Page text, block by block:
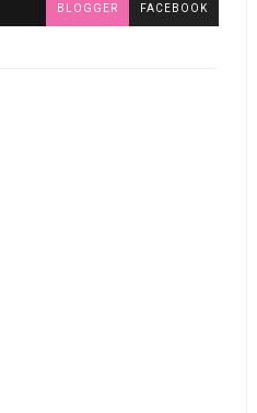
BLOGGER FACEBOOK